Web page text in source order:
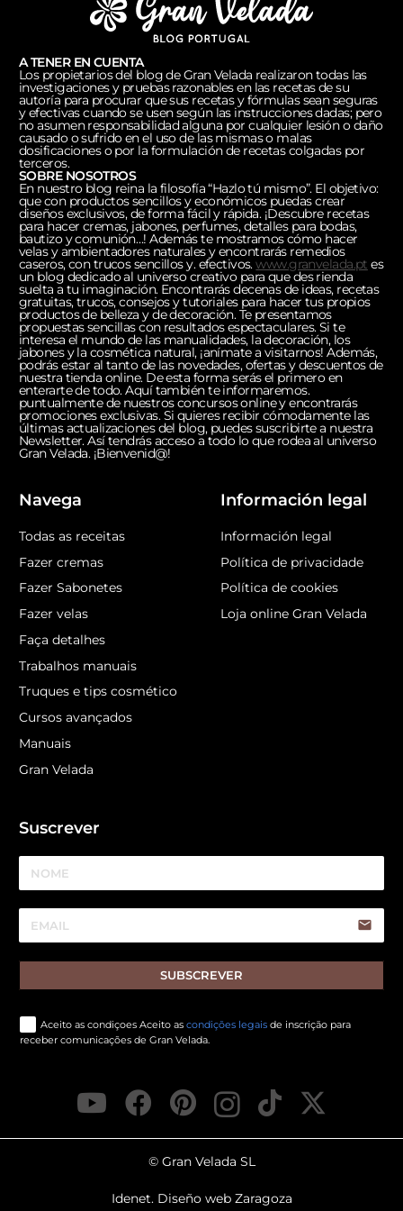
A TENER EN CUENTA
Los propietarios del blog de Gran Velada realizaron todas las
investigaciones y pruebas razonables en las recetas de su
autoría para procurar que sus recetas y fórmulas sean seguras
y efectivas cuando se usen según las instrucciones dadas; pero
no asumen responsabilidad alguna por cualquier lesión o daño
causado o sufrido en el uso de las mismas o malas
dosificaciones o por la formulación de recetas colgadas por
terceros.
SOBRE NOSOTROS
En nuestro blog reina la filosofía “Hazlo tú mismo”. El objetivo:
que con productos sencillos y económicos puedas crear
diseños exclusivos, de forma fácil y rápida. ¡Descubre recetas
para hacer cremas, jabones, perfumes, detalles para bodas,
bautizo y comunión…! Además te mostramos cómo hacer
velas y ambientadores naturales y encontrarás remedios
caseros, con trucos sencillos y. efectivos.www.granvelada.pt es
un blog dedicado al universo creativo para que des rienda
suelta a tu imaginación. Encontrarás decenas de ideas, recetas
gratuitas, trucos, consejos y tutoriales para hacer tus propios
productos de belleza y de decoración. Te presentamos
propuestas sencillas con resultados espectaculares. Si te
interesa el mundo de las manualidades, la decoración, los
jabones y la cosmética natural, ¡anímate a visitarnos! Además,
podrás estar al tanto de las novedades, ofertas y descuentos de
nuestra tienda online. De esta forma serás el primero en
enterarte de todo. Aquí también te informaremos.
puntualmente de nuestros concursos online y encontrarás
promociones exclusivas. Si quieres recibir cómodamente las
últimas actualizaciones del blog, puedes suscribirte a nuestra
Newsletter. Así tendrás acceso a todo lo que rodea al universo
Gran Velada. ¡Bienvenid@!
Navega
Todas as receitas
Fazer cremas
Fazer Sabonetes
Fazer velas
Faça detalhes
Trabalhos manuais
Truques e tips cosmético
Cursos avançados
Manuais
Gran Velada
Información legal
Información legal
Política de privacidade
Política de cookies
Loja online Gran Velada
Suscrever
email
SUBSCREVER
Aceito as condiçoes Aceito as condições legais de inscrição para
receber comunicações de Gran Velada.
© Gran Velada SL
Idenet. Diseño web Zaragoza